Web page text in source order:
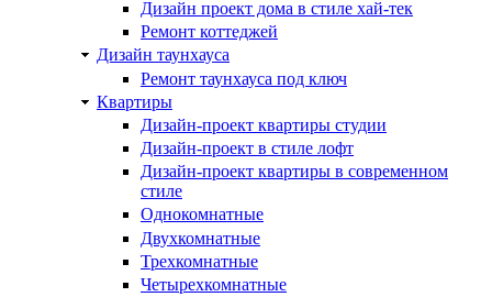
Дизайн проект дома в стиле хай-тек
Ремонт коттеджей
Дизайн таунхауса
Ремонт таунхауса под ключ
Квартиры
Дизайн-проект квартиры студии
Дизайн-проект в стиле лофт
Дизайн-проект квартиры в современном
стиле
Однокомнатные
Двухкомнатные
Трехкомнатные
Четырехкомнатные